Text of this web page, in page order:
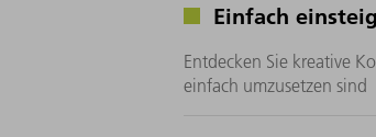
Einfach
Entdecken Sie kreative
einfach umzusetzen sind